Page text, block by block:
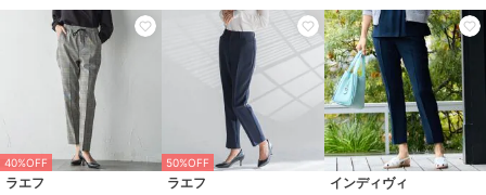
40%OFF
ラエフ
50%OFF
ラエフ インディヴィ